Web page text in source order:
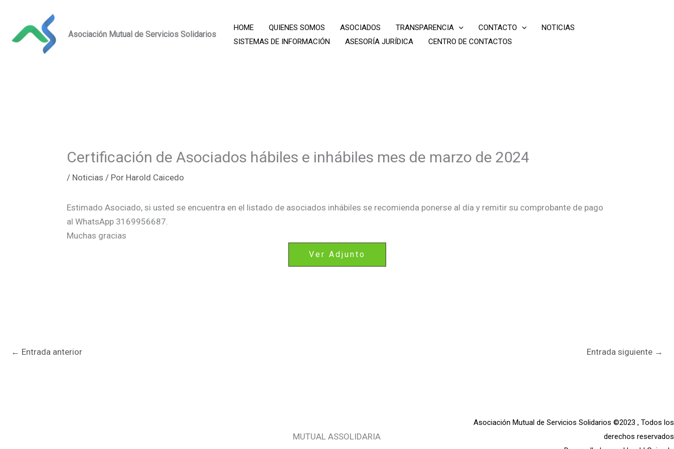
contenido
Asociación Mutual de Servicios Solidarios
HOME QUIENES SOMOS ASOCIADOS TRANSPARENCIA CONTACTO
NOTICIAS
SISTEMAS DE INFORMACIÓN
ASESORÍA JURÍDICA CENTRO DE CONTACTOS
Certificación de Asociados hábiles e inhábiles mes de marzo de 2024
/ Noticias / Por Harold Caicedo
Estimado Asociado, si usted se encuentra en el listado de asociados inhábiles se recomienda ponerse al día y remitir su comprobante de pago
al WhatsApp 3169956687.
Muchas gracias
Ver Adjunto
← Entrada anterior Entrada siguiente →
MUTUAL ASSOLIDARIA
Asociación Mutual de Servicios Solidarios ©2023 , Todos los
derechos reservados